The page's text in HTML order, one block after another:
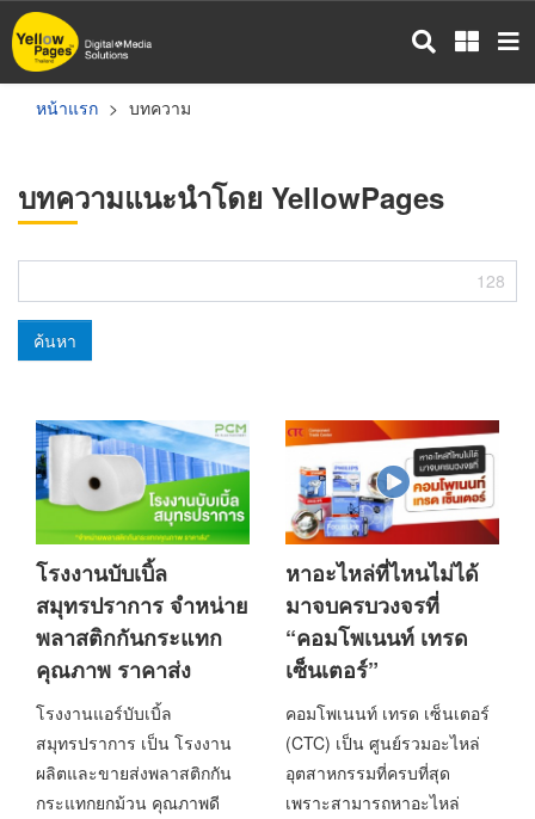
ข้าม
ไป
เนื้อหาหน้าแรก บทความ
บทความแนะนำโดย YellowPages
128
ค้นหา
โรงงานบับเบิ้ล
สมุทรปราการ จำหน่าย
พลาสติกกันกระแทก
คุณภาพ ราคาส่ง
โรงงานแอร์บับเบิ้ล
สมุทรปราการ เป็น โรงงาน
ผลิตและขายส่งพลาสติกกัน
กระแทกยกม้วน คุณภาพดี
หาอะไหล่ที่ไหนไม่ได้
มาจบครบวงจรที่
“คอมโพเนนท์ เทรด
เซ็นเตอร์”
คอมโพเนนท์ เทรด เซ็นเตอร์
(CTC) เป็น ศูนย์รวมอะไหล่
อุตสาหกรรมที่ครบที่สุด
เพราะสามารถหาอะไหล่